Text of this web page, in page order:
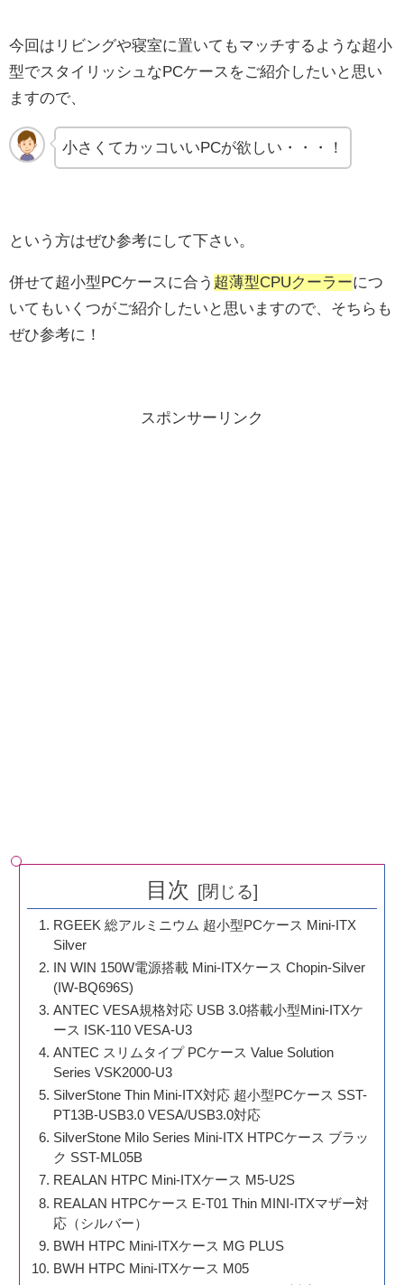
今回はリビングや寝室に置いてもマッチするような超小
型でスタイリッシュなPCケースをご紹介したいと思い
ますので、
小さくてカッコいいPCが欲しい・・・！
という方はぜひ参考にして下さい。
併せて超小型PCケースに合う 超薄型CPUクーラーにつ
いてもいくつがご紹介したいと思いますので、そちらも
ぜひ参考に！
スポンサーリンク
目次
RGEEK 総アルミニウム 超小型PCケース Mini-ITX
Silver
IN WIN 150W電源搭載 Mini-ITXケース Chopin-Silver
(IW-BQ696S)
ANTEC VESA規格対応 USB 3.0搭載小型Mini-ITXケ
ース ISK-110 VESA-U3
ANTEC スリムタイプ PCケース Value Solution
Series VSK2000-U3
SilverStone Thin Mini-ITX対応 超小型PCケース SST-
PT13B-USB3.0 VESA/USB3.0対応
SilverStone Milo Series Mini-ITX HTPCケース ブラッ
ク SST-ML05B
REALAN HTPC Mini-ITXケース M5-U2S
REALAN HTPCケース E-T01 Thin MINI-ITXマザー対
応（シルバー）
BWH HTPC Mini-ITXケース MG PLUS
BWH HTPC Mini-ITXケース M05